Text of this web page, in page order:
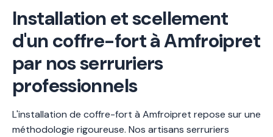
Installation et scellement
d'un coffre-fort à Amfroipret
par nos serruriers
professionnels
L'installation de coffre-fort à Amfroipret repose sur une
méthodologie rigoureuse. Nos artisans serruriers